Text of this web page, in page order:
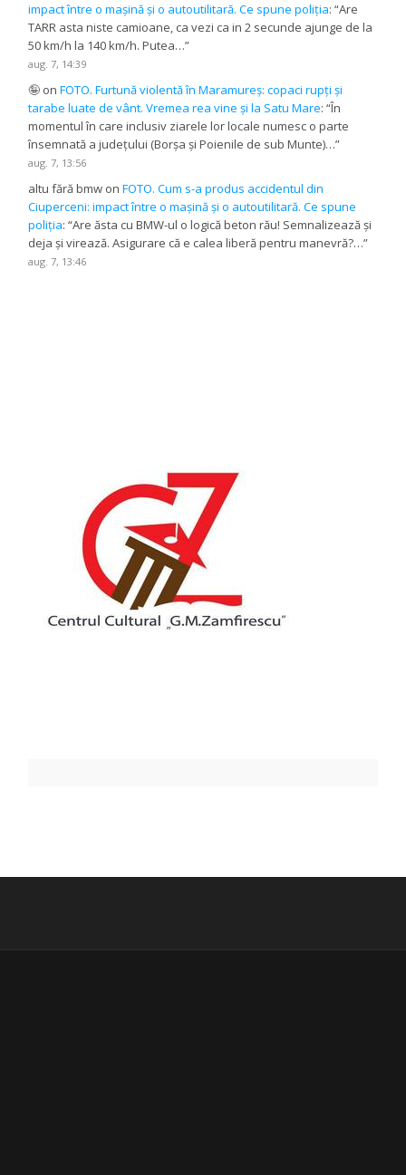
impact între o mașină și o autoutilitară. Ce spune poliția: “Are
TARR asta niste camioane, ca vezi ca in 2 secunde ajunge de la
50 km/h la 140 km/h. Putea…”
aug. 7, 14:39
🤪 onFOTO. Furtună violentă în Maramureș: copaci rupți și
tarabe luate de vânt. Vremea rea vine și la Satu Mare: “În
momentul în care inclusiv ziarele lor locale numesc o parte
însemnată a județului (Borșa și Poienile de sub Munte)…”
aug. 7, 13:56
altu fără bmw onFOTO. Cum s-a produs accidentul din
Ciuperceni: impact între o mașină și o autoutilitară. Ce spune
poliția: “Are ăsta cu BMW-ul o logică beton rău! Semnalizează și
deja și virează. Asigurare că e calea liberă pentru manevră?…”
aug. 7, 13:46